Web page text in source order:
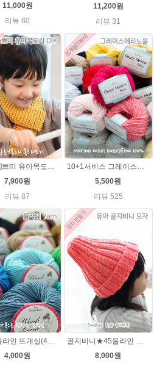
11,000원
리뷰 60
11,200원
리뷰 31
7,900원
리뷰 87
5,500원
리뷰 525
10+1 울라인 뜨개실(45g) 유아/블랭킷/손뜨개인형실/505털실/바라클라바털실 뜨개실
4,000원
골지비니★45울라인 털실 모자뜨기 손뜨개질
8,000원